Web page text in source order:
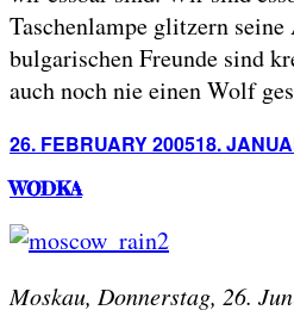
Taschenlampe glitzern
bulgarischen Freunde sind
auch noch nie einen Wolf
Posted
26. FEBRUARY 200518.
WODKA
Moskau, Donnerstag, 26.